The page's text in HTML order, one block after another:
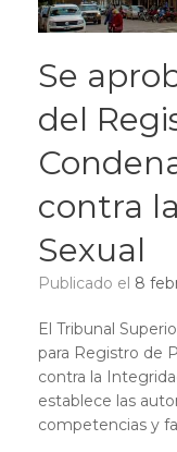
Se
del
contra
Sexual
Publicado el 8
El Tribunal
para Registro de
contra la
establece las
competencias y